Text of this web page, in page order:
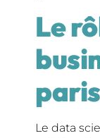
Le
Le data